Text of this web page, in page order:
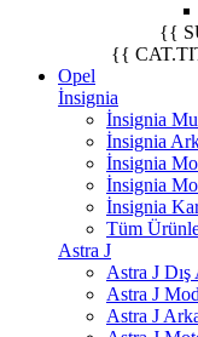
{{
{{
Opel
İnsignia
İnsignia
İnsignia
İnsignia
İnsignia
İnsignia
Tüm
Astra J
Astra J
Astra J
Astra J